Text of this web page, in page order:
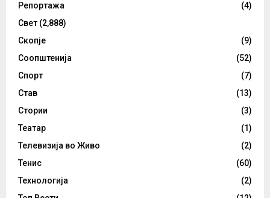
Репортажа
(4)
Свет (2,888)
Скопје
(9)
Соопштенија
(52)
Спорт
(7)
Став
(13)
Стории
(3)
Театар
(1)
Телевизија во Живо
(2)
Тенис
(60)
Технологија
(2)